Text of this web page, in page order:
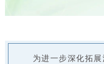
为进一步深化拓